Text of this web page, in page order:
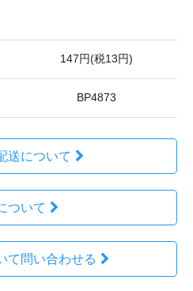
147円(税13円)
BP4873
送について
ついて
て問い合わせる